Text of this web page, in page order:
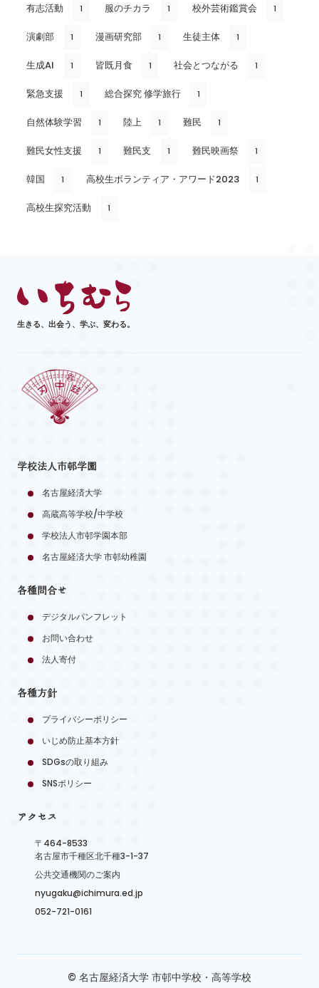
有志活動 1 服のチカラ 1 校外芸術鑑賞会 1
演劇部 1 漫画研究部 1 生徒主体 1
生成AI 1 皆既月食 1 社会とつながる 1
緊急支援 1 総合探究 修学旅行 1
自然体験学習 1 陸上 1 難民 1
難民女性支援 1 難民支 1 難民映画祭 1
韓国 1 高校生ボランティア・アワード2023 1
高校生探究活動 1
生きる、出会う、学ぶ、変わる。
学校法人市邨学園
名古屋経済大学
高蔵高等学校/中学校
学校法人市邨学園本部
名古屋経済大学 市邨幼稚園
各種問合せ
デジタルパンフレット
お問い合わせ
法人寄付
各種方針
プライバシーポリシー
いじめ防止基本方針
SDGsの取り組み
SNSポリシー
アクセス
〒464-8533
名古屋市千種区北千種3-1-37
公共交通機関のご案内
nyugaku@ichimura.ed.jp
052-721-0161
© 名古屋経済大学 市邨中学校・高等学校